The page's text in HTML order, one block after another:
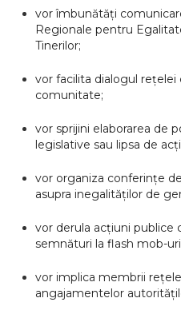
vor îmbunătăți
Regionale pentru
Tinerilor;
vor facilita dialogul rețelei
comunitate;
vor sprijini elaborarea de
legislative sau lipsa de
vor organiza conferințe
asupra inegalităților de
vor derula acțiuni publice
semnături la flash mob-
vor implica membrii
angajamentelor